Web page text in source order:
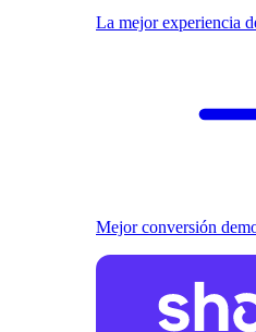
La mejor experiencia
Mejor conversión